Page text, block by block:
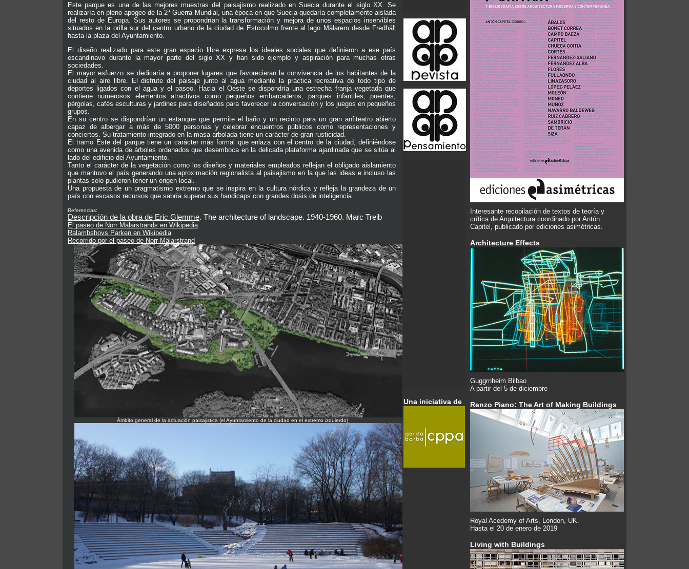
Este parque es una de las mejores muestras del paisajismo realizado en Suecia durante el siglo XX. Se
realizaría en pleno apogeo de la 2ª Guerra Mundial, una época en que Suecia quedaría completamente aislada
del resto de Europa. Sus autores se propondrían la transformación y mejora de unos espacios inservibles
situados en la orilla sur del centro urbano de la ciudad de Estocolmo frente al lago Mälarem desde Fredhäll
hasta la plaza del Ayuntamiento.
El diseño realizado para este gran espacio libre expresa los ideales sociales que definieron a ese país
escandinavo durante la mayor parte del siglo XX y han sido ejemplo y aspiración para muchas otras
sociedades.
El mayor esfuerzo se dedicaría a proponer lugares que favorecieran la convivencia de los habitantes de la
ciudad al aire libre. El disfrute del paisaje junto al agua mediante la práctica recreativa de todo tipo de
deportes ligados con el agua y el paseo. Hacia el Oeste se dispondría una estrecha franja vegetada que
contiene numerosos elementos atractivos como pequeños embarcaderos, parques infantiles, puentes,
pérgolas, cafés esculturas y jardines para diseñados para favorecer la conversación y los juegos en pequeños
grupos.
En su centro se dispondrían un estanque que permite el baño y un recinto para un gran anfiteatro abierto
capaz de albergar a más de 5000 personas y celebrar encuentros públicos como representaciones y
conciertos. Su tratamiento integrado en la masa arbolada tiene un carácter de gran rusticidad.
El tramo Este del parque tiene un carácter más formal que enlaza con el centro de la ciudad, definiéndose
como una avenida de árboles ordenados que desemboca en la delicada plataforma ajardinada que se sitúa al
lado del edificio del Ayuntamiento.
Tanto el carácter de la vegetación como los diseños y materiales empleados reflejan el obligado aislamiento
que mantuvo el país generando una aproximación regionalista al paisajismo en la que las ideas e incluso las
plantas solo pudieron tener un origen local.
Una propuesta de un pragmatismo extremo que se inspira en la cultura nórdica y refleja la grandeza de un
país con escasos recursos que sabría superar sus handicaps con grandes dosis de inteligencia.
Referencias:
Descripción de la obra de Eric Glemme. The architecture of landscape. 1940-1960. Marc Treib
El paseo de Norr Mälarstrands en Wikipedia
Ralambshovs Parken en Wikipedia
Recorrido por el paseo de Norr Mälarstrand
Ámbito general de la actuación paisajistica (el Ayuntamiento de la ciudad en el extremo izquierdo)
Una iniciativa de
Interesante recopilación de textos de teoría y
crítica de Arquitectura coordinado por Antón
Capitel, publicado por ediciones asimétricas.
Architecture Effects
Guggrnheim Bilbao
A partir del 5 de diciembre
Renzo Piano: The Art of Making Buildings
Royal Acedemy of Arts, London, UK.
Hasta el 20 de enero de 2019
Living with Buildings